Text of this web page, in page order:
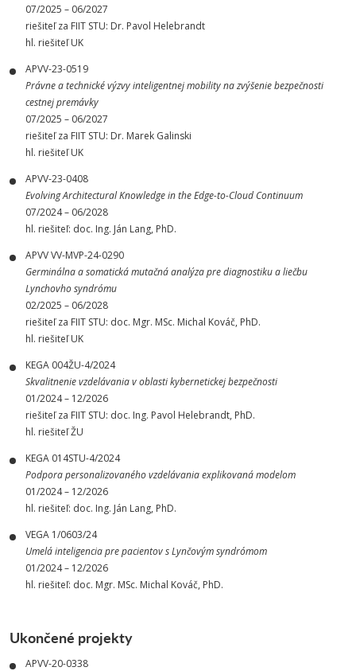
07/2025 – 06/2027
riešiteľ za FIIT STU: Dr. Pavol Helebrandt
hl. riešiteľ UK
APVV-23-0519
Právne a technické výzvy inteligentnej mobility na zvýšenie bezpečnosti
cestnej premávky
07/2025 – 06/2027
riešiteľ za FIIT STU: Dr. Marek Galinski
hl. riešiteľ UK
APVV-23-0408
Evolving Architectural Knowledge in the Edge-to-Cloud Continuum
07/2024 – 06/2028
hl. riešiteľ: doc. Ing. Ján Lang, PhD.
APVV VV-MVP-24-0290
Germinálna a somatická mutačná analýza pre diagnostiku a liečbu
Lynchovho syndrómu
02/2025 – 06/2028
riešiteľ za FIIT STU: doc. Mgr. MSc. Michal Kováč, PhD.
hl. riešiteľ UK
KEGA 004ŽU-4/2024
Skvalitnenie vzdelávania v oblasti kybernetickej bezpečnosti
01/2024 – 12/2026
riešiteľ za FIIT STU: doc. Ing. Pavol Helebrandt, PhD.
hl. riešiteľ ŽU
KEGA 014STU-4/2024
Podpora personalizovaného vzdelávania explikovaná modelom
01/2024 – 12/2026
hl. riešiteľ: doc. Ing. Ján Lang, PhD.
VEGA 1/0603/24
Umelá inteligencia pre pacientov s Lynčovým syndrómom
01/2024 – 12/2026
hl. riešiteľ: doc. Mgr. MSc. Michal Kováč, PhD.
Ukončené projekty
APVV-20-0338